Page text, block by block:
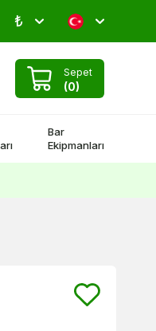
₺
Sepet
(0)
Bar
Ekipmanları